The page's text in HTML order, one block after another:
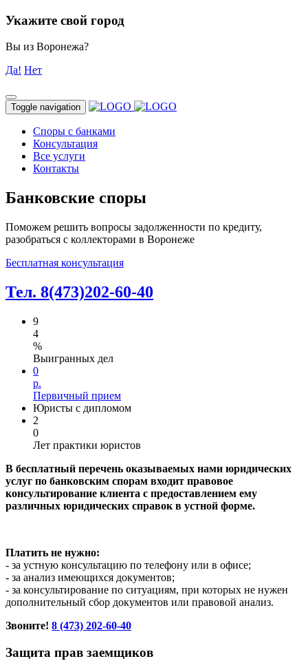
Укажите свой город
Вы из Воронежа?
Да! Нет
Toggle navigation
Споры с банками
Консультация
Все услуги
Контакты
Банковские споры
Поможем решить вопросы задолженности по кредиту,
разобраться с коллекторами в Воронеже
Бесплатная консультация
Тел. 8(473)202-60-40
9
4
%
Выигранных дел
0
р.
Первичный прием
Юристы с дипломом
2
0
Лет практики юристов
В бесплатный перечень оказываемых нами юридических
услуг по банковским спорам входит правовое
консультирование клиента с предоставлением ему
различных юридических справок в устной форме.
Платить не нужно:
- за устную консультацию по телефону или в офисе;
- за анализ имеющихся документов;
- за консультирование по ситуациям, при которых не нужен
дополнительный сбор документов или правовой анализ.
Звоните! 8 (473) 202-60-40
Защита прав заемщиков